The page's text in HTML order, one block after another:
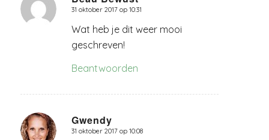
zegt:
31 oktober 2017 op 10:31
Wat heb je dit weer mooi
geschreven!
Beantwoorden
Gwendy
zegt:
31 oktober 2017 op 10:08